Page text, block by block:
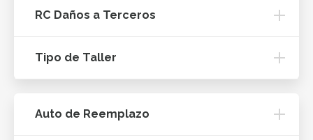
RC Daños a Terceros
Tipo de Taller
Auto de Reemplazo